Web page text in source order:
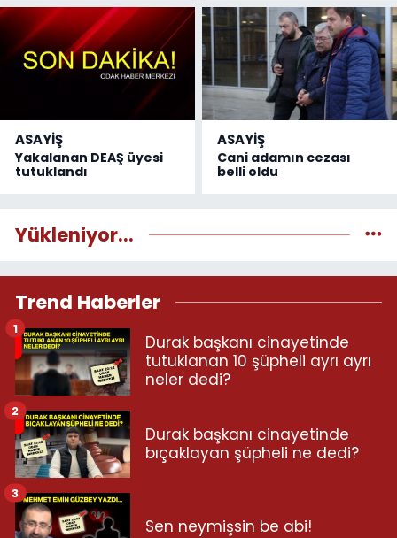
ASAYİŞ
Yakalanan DEAŞ üyesi
tutuklandı
ASAYİŞ
Cani adamın cezası
belli oldu
Yükleniyor...
Trend Haberler
Durak başkanı cinayetinde
tutuklanan 10 şüpheli ayrı ayrı
neler dedi?
1
Durak başkanı cinayetinde
bıçaklayan şüpheli ne dedi?
2
Sen neymişsin be abi!
3